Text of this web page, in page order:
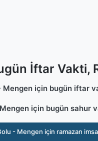
İftar Vakti,
Mengen için bugün iftar
için bugün sahur
- Mengen için ramazan